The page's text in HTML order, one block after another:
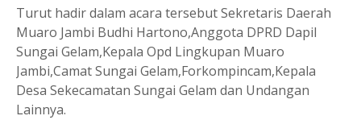
Turut hadir dalam acara tersebut Sekretaris Daerah
Muaro Jambi Budhi Hartono,Anggota DPRD Dapil
Sungai Gelam,Kepala Opd Lingkupan Muaro
Jambi,Camat Sungai Gelam,Forkompincam,Kepala
Desa Sekecamatan Sungai Gelam dan Undangan
Lainnya.